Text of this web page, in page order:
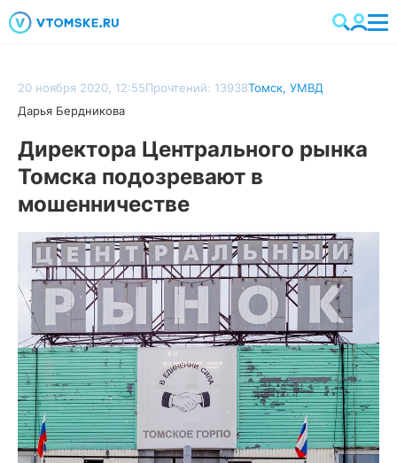
20 ноября 2020, 12:55Прочтений: 13938Томск, УМВД
Дарья Бердникова
Директора Центрального рынка
Томска подозревают в
мошенничестве